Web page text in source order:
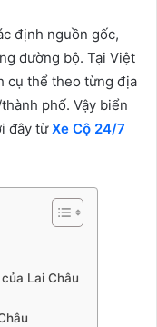
định nguồn gốc,
đường bộ. Tại Việt
cụ thể theo từng địa
phố. Vậy biển
đây từXe Cộ 24/7
Lai Châu